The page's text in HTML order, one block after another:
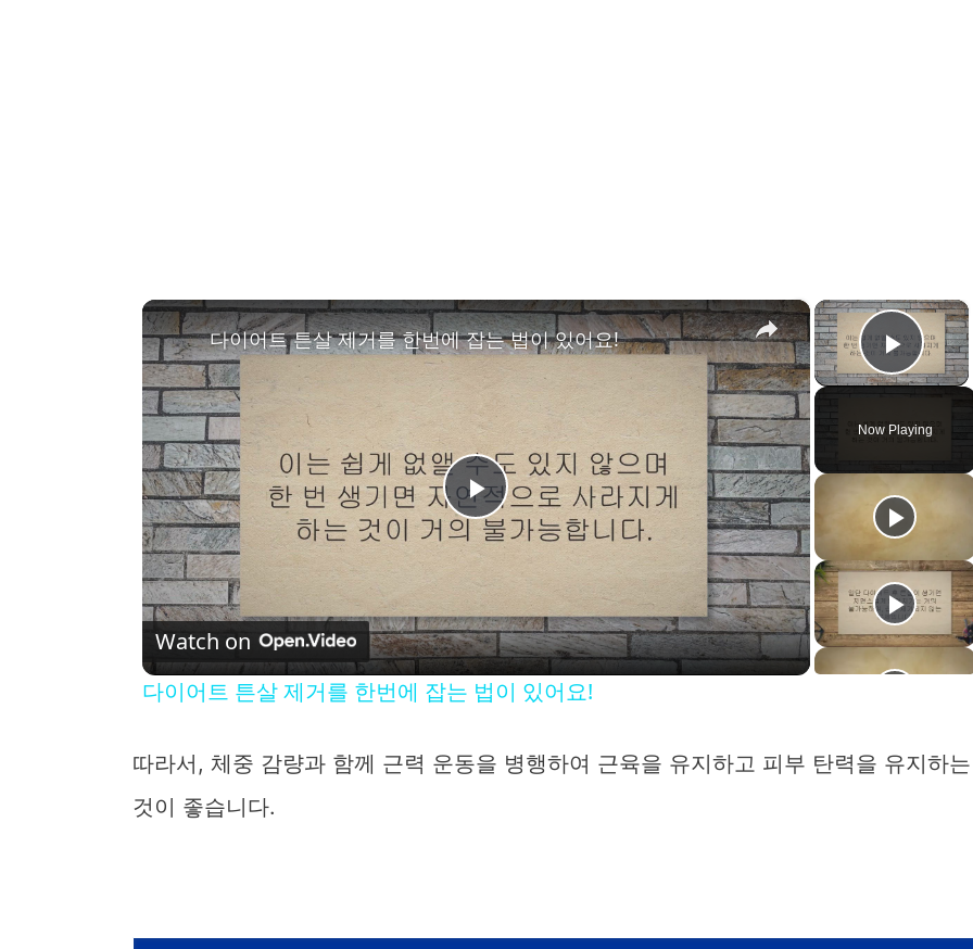
×
Play
Now Playing
×
P
l
a
y
V
다이어트 튼살 제거를 한번에 잡는 법이 있어요!
Watch on
다이어트 튼살 제거를 한번에 잡는 법이 있어요!
따라서, 체중 감량과 함께 근력 운동을 병행하여 근육을 유지하고 피부 탄력을 유지하는
것이 좋습니다.